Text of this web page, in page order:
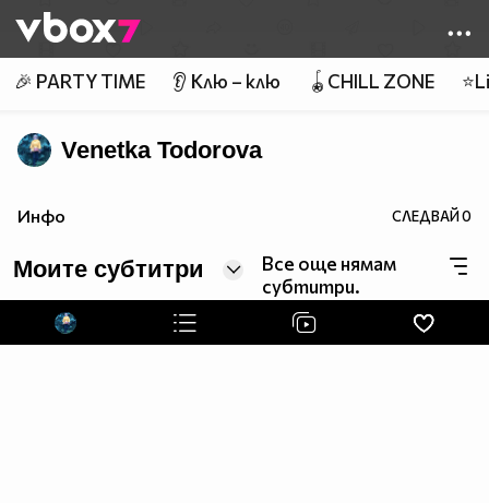
👾
🎉 PARTY TIME 👂 Клю – клю 🪀CHILL ZONE
Venetka Todorova
Инфо СЛЕДВАЙ0
Моите субтитри
Все още нямам
субтитри.